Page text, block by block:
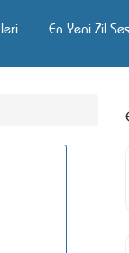
En Yeni Zil